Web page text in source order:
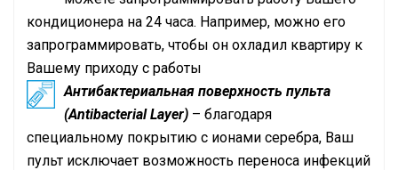
кондиционера на 24 часа. Например, можно его
запрограммировать, чтобы он охладил квартиру к
Вашему приходу с работы
Антибактериальная поверхность пульта
(Antibacterial Layer) – благодаря
специальному покрытию с ионами серебра, Ваш
пульт исключает возможность переноса инфекций